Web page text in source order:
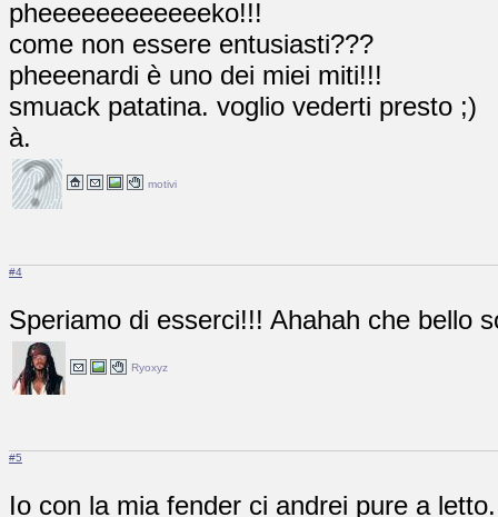
pheeeeeeeeeeeeko!!!
come non essere entusiasti???
pheeenardi è uno dei miei miti!!!
smuack patatina. voglio vederti presto ;)
à.
motivi
#4
Speriamo di esserci!!! Ahahah che bello
Ryoxyz
#5
Io con la mia fender ci andrei pure a